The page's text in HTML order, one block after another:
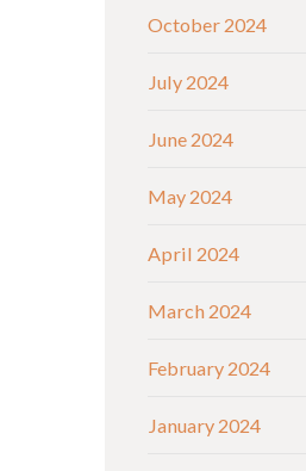
October 2024
July 2024
June 2024
May 2024
April 2024
March 2024
February 2024
January 2024